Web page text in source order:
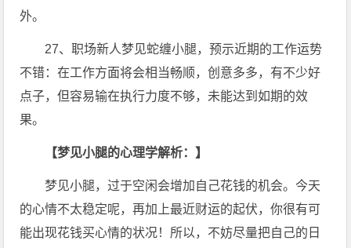
外。
27、职场新人梦见蛇缠小腿，预示近期的工作运势
不错：在工作方面将会相当畅顺，创意多多，有不少好
点子，但容易输在执行力度不够，未能达到如期的效
果。
【梦见小腿的心理学解析：】
梦见小腿，过于空闲会增加自己花钱的机会。今天
的心情不太稳定呢，再加上最近财运的起伏，你很有可
能出现花钱买心情的状况！所以，不妨尽量把自己的日